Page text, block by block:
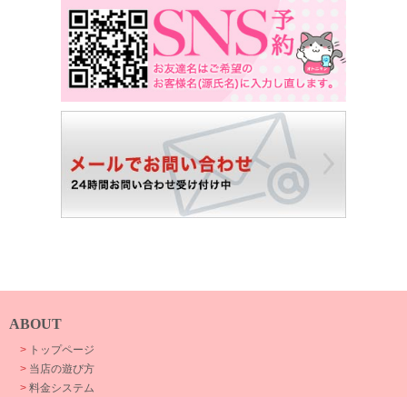
ABOUT
> トップページ
> 当店の遊び方
> 料金システム